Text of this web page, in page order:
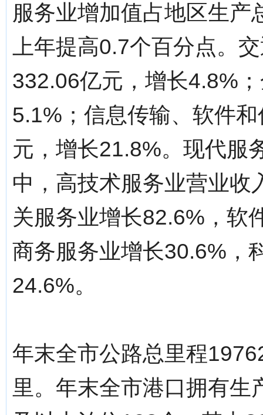
服务业增加值占地区生
上年提高0.7个百分点。
332.06亿元，增长4.8%
5.1%；信息传输、软件
元，增长21.8%。现代服
中，高技术服务业营业收
关服务业增长82.6%，软
商务服务业增长30.6%，
24.6%。
年末全市公路总里程
里。年末全市港口拥有